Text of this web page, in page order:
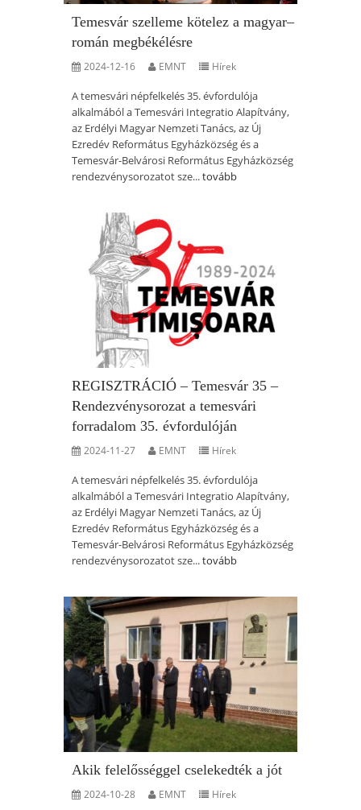
Temesvár szelleme kötelez a magyar–
román megbékélésre
2024-12-16 EMNT Hírek
A temesvári népfelkelés 35. évfordulója
alkalmából a Temesvári Integratio Alapítvány,
az Erdélyi Magyar Nemzeti Tanács, az Új
Ezredév Református Egyházközség és a
Temesvár-Belvárosi Református Egyházközség
rendezvénysorozatot sze...tovább
REGISZTRÁCIÓ – Temesvár 35 –
Rendezvénysorozat a temesvári
forradalom 35. évfordulóján
2024-11-27 EMNT Hírek
A temesvári népfelkelés 35. évfordulója
alkalmából a Temesvári Integratio Alapítvány,
az Erdélyi Magyar Nemzeti Tanács, az Új
Ezredév Református Egyházközség és a
Temesvár-Belvárosi Református Egyházközség
rendezvénysorozatot sze...tovább
Akik felelősséggel cselekedték a jót
2024-10-28 EMNT Hírek